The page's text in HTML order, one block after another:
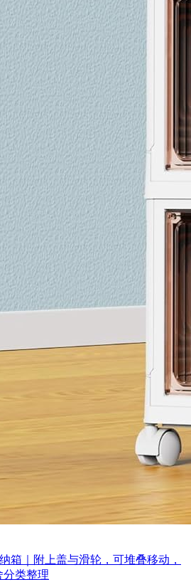
箱｜附上盖与滑轮，可堆叠移动，
分类整理